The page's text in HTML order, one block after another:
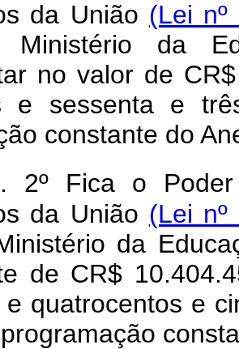
da União (Lei
da
no valor de
e sessenta e
constante do
2º Fica o
da União (Lei
da
de CR$
quatrocentos e